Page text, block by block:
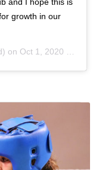
and I hope this is
growth in our
on Oct 1, 2020 at 1:01pm PDT